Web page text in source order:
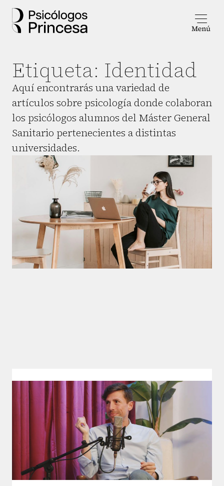
Etiqueta: Identidad
Aquí encontrarás una variedad de
artículos sobre psicología donde colaboran
los psicólogos alumnos del Máster General
Sanitario pertenecientes a distintas
universidades.